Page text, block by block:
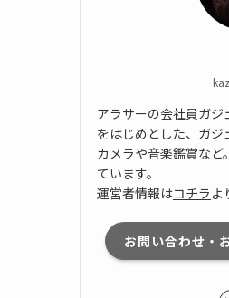
アラサーの会社員ガ
をはじめとした、ガ
カメラや音楽鑑賞な
ています。
運営者情報はコチラ よ
お問い合わせ・